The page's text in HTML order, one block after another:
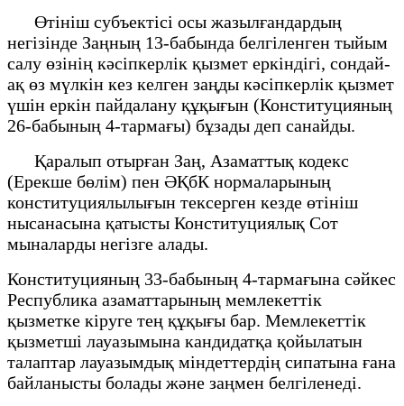
Өтініш субъектісі осы жазылғандардың
негізінде Заңның 13-бабында белгіленген тыйым
салу өзінің кәсіпкерлік қызмет еркіндігі, сондай-
ақ өз мүлкін кез келген заңды кәсіпкерлік қызмет
үшін еркін пайдалану құқығын (Конституцияның
26-бабының 4-тармағы) бұзады деп санайды.
Қаралып отырған Заң, Азаматтық кодекс
(Ерекше бөлім) пен ӘҚбК нормаларының
конституциялылығын тексерген кезде өтініш
нысанасына қатысты Конституциялық Сот
мыналарды негізге алады.
Конституцияның 33-бабының 4-тармағына сәйкес
Республика азаматтарының мемлекеттік
қызметке кіруге тең құқығы бар. Мемлекеттік
қызметші лауазымына кандидатқа қойылатын
талаптар лауазымдық міндеттердің сипатына ғана
байланысты болады және заңмен белгіленеді.